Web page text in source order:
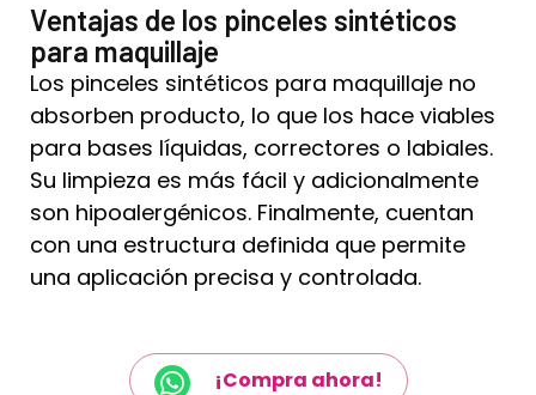
Ventajas de los pinceles sintéticos
para maquillaje
Los pinceles sintéticos para maquillaje no
absorben producto, lo que los hace viables
para bases líquidas, correctores o labiales.
Su limpieza es más fácil y adicionalmente
son hipoalergénicos. Finalmente, cuentan
con una estructura definida que permite
una aplicación precisa y controlada.
¡Compra ahora!